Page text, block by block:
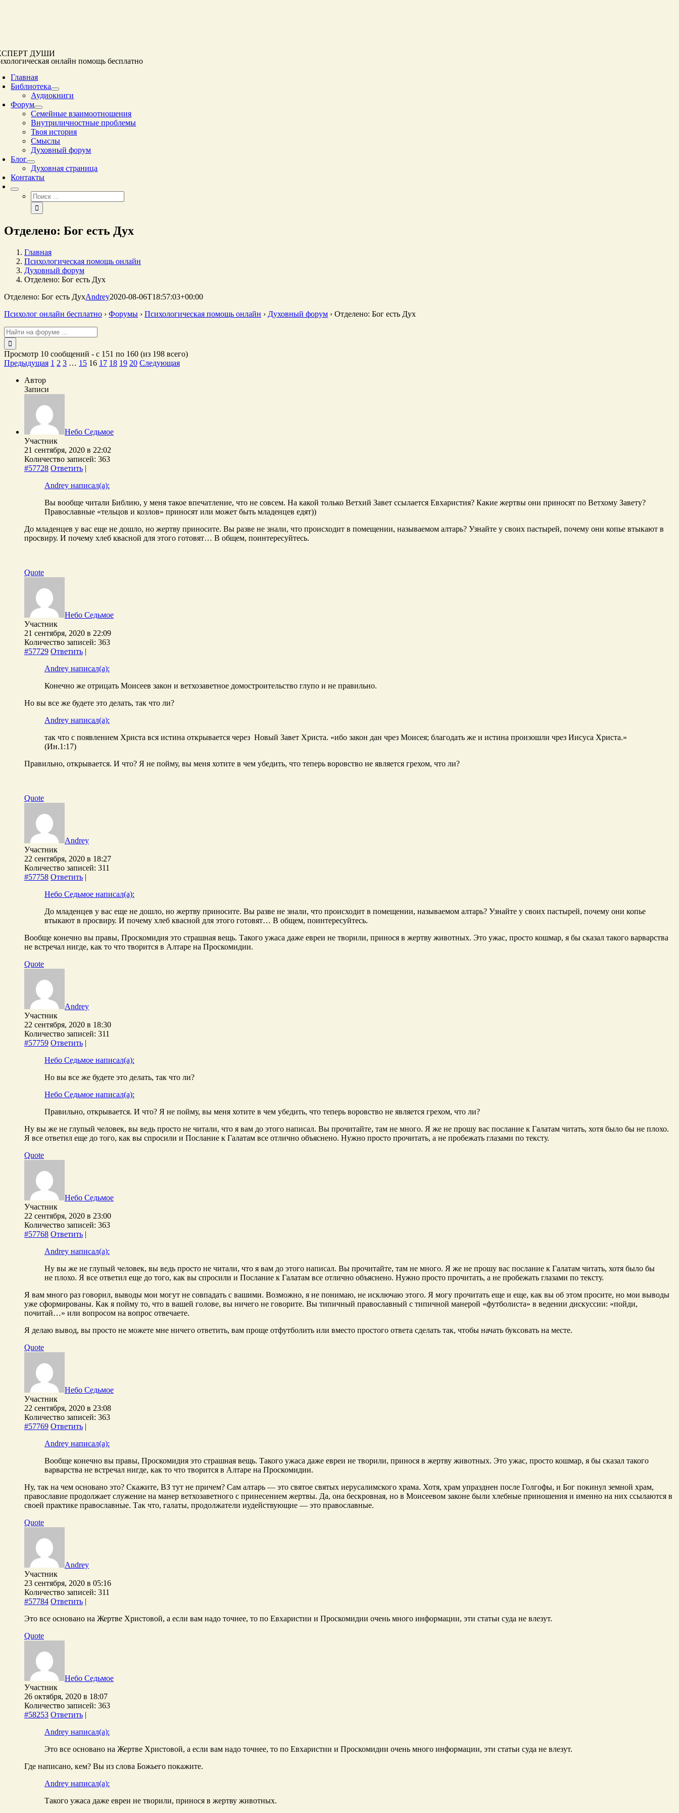
ДУШИ
онлайн помощь бесплатно
Главная
Библиотека
Аудиокниги
Форум
Семейные взаимоотношения
Внутриличностные проблемы
Твоя история
Смыслы
Духовный форум
Блог
Духовная страница
Контакты
Результат
поиска:
Отделено: Бог есть Дух
Главная
Психологическая помощь онлайн
Духовный форум
Отделено: Бог есть Дух
Отделено: Бог есть ДухAndrey2020-08-06T18:57:03+00:00
Психолог онлайн бесплатно › Форумы › Психологическая помощь онлайн › Духовный форум › Отделено: Бог есть Дух
Поиск:
Просмотр 10 сообщений - с 151 по 160 (из 198 всего)
Предыдущая 1 2 3 … 15 16 17 18 19 20 Следующая
Автор
Записи
Небо Седьмое
Участник
21 сентября, 2020 в 22:02
Количество записей: 363
#57728 Ответить |
Andrey написал(а):
Вы вообще читали Библию, у меня такое впечатление, что не совсем. На какой только Ветхий Завет ссылается Евхаристия? Какие жертвы они приносят по Ветхому Завету?
Православные «тельцов и козлов» приносят или может быть младенцев едят))
До младенцев у вас еще не дошло, но жертву приносите. Вы разве не знали, что происходит в помещении, называемом алтарь? Узнайте у своих пастырей, почему они копье втыкают в
просвиру. И почему хлеб квасной для этого готовят… В общем, поинтересуйтесь.
Quote
Небо Седьмое
Участник
21 сентября, 2020 в 22:09
Количество записей: 363
#57729 Ответить |
Andrey написал(а):
Конечно же отрицать Моисеев закон и ветхозаветное домостроительство глупо и не правильно.
Но вы все же будете это делать, так что ли?
Andrey написал(а):
так что с появлением Христа вся истина открывается через Новый Завет Христа. «ибо закон дан чрез Моисея; благодать же и истина произошли чрез Иисуса Христа.»
(Ин.1:17)
Правильно, открывается. И что? Я не пойму, вы меня хотите в чем убедить, что теперь воровство не является грехом, что ли?
Quote
Andrey
Участник
22 сентября, 2020 в 18:27
Количество записей: 311
#57758 Ответить |
Небо Седьмое написал(а):
До младенцев у вас еще не дошло, но жертву приносите. Вы разве не знали, что происходит в помещении, называемом алтарь? Узнайте у своих пастырей, почему они копье
втыкают в просвиру. И почему хлеб квасной для этого готовят… В общем, поинтересуйтесь.
Вообще конечно вы правы, Проскомидия это страшная вещь. Такого ужаса даже евреи не творили, принося в жертву животных. Это ужас, просто кошмар, я бы сказал такого варварства
не встречал нигде, как то что творится в Алтаре на Проскомидии.
Quote
Andrey
Участник
22 сентября, 2020 в 18:30
Количество записей: 311
#57759 Ответить |
Небо Седьмое написал(а):
Но вы все же будете это делать, так что ли?
Небо Седьмое написал(а):
Правильно, открывается. И что? Я не пойму, вы меня хотите в чем убедить, что теперь воровство не является грехом, что ли?
Ну вы же не глупый человек, вы ведь просто не читали, что я вам до этого написал. Вы прочитайте, там не много. Я же не прошу вас послание к Галатам читать, хотя было бы не плохо.
Я все ответил еще до того, как вы спросили и Послание к Галатам все отлично объяснено. Нужно просто прочитать, а не пробежать глазами по тексту.
Quote
Небо Седьмое
Участник
22 сентября, 2020 в 23:00
Количество записей: 363
#57768 Ответить |
Andrey написал(а):
Ну вы же не глупый человек, вы ведь просто не читали, что я вам до этого написал. Вы прочитайте, там не много. Я же не прошу вас послание к Галатам читать, хотя было бы
не плохо. Я все ответил еще до того, как вы спросили и Послание к Галатам все отлично объяснено. Нужно просто прочитать, а не пробежать глазами по тексту.
Я вам много раз говорил, выводы мои могут не совпадать с вашими. Возможно, я не понимаю, не исключаю этого. Я могу прочитать еще и еще, как вы об этом просите, но мои выводы
уже сформированы. Как я пойму то, что в вашей голове, вы ничего не говорите. Вы типичный православный с типичной манерой «футболиста» в ведении дискуссии: «пойди,
почитай…» или вопросом на вопрос отвечаете.
Я делаю вывод, вы просто не можете мне ничего ответить, вам проще отфутболить или вместо простого ответа сделать так, чтобы начать буксовать на месте.
Quote
Небо Седьмое
Участник
22 сентября, 2020 в 23:08
Количество записей: 363
#57769 Ответить |
Andrey написал(а):
Вообще конечно вы правы, Проскомидия это страшная вещь. Такого ужаса даже евреи не творили, принося в жертву животных. Это ужас, просто кошмар, я бы сказал такого
варварства не встречал нигде, как то что творится в Алтаре на Проскомидии.
Ну, так на чем основано это? Скажите, ВЗ тут не причем? Сам алтарь — это святое святых иерусалимского храма. Хотя, храм упразднен после Голгофы, и Бог покинул земной храм,
православие продолжает служение на манер ветхозаветного с принесением жертвы. Да, она бескровная, но в Моисеевом законе были хлебные приношения и именно на них ссылаются в
своей практике православные. Так что, галаты, продолжатели иудействующие — это православные.
Quote
Andrey
Участник
23 сентября, 2020 в 05:16
Количество записей: 311
#57784 Ответить |
Это все основано на Жертве Христовой, а если вам надо точнее, то по Евхаристии и Проскомидии очень много информации, эти статьи суда не влезут.
Quote
Небо Седьмое
Участник
26 октября, 2020 в 18:07
Количество записей: 363
#58253 Ответить |
Andrey написал(а):
Это все основано на Жертве Христовой, а если вам надо точнее, то по Евхаристии и Проскомидии очень много информации, эти статьи суда не влезут.
Где написано, кем? Вы из слова Божьего покажите.
Andrey написал(а):
Такого ужаса даже евреи не творили, принося в жертву животных.